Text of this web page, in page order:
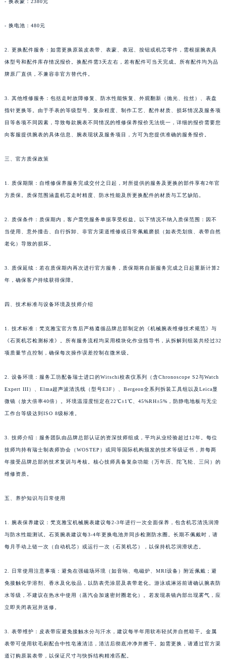
- 换电池：480元
2. 更换配件服务：如需更换原装皮表带、表蒙、表冠、按钮或机芯零件，需根据腕表具
体型号和配件库存情况报价。换配件需3天左右，若有配件可当天完成。所有配件均为品
牌原厂直供，不兼容非官方替代件。
3. 其他维修服务：包括走时故障修复、防水性能恢复、外观翻新（抛光、拉丝）、表盘
指针更换等。由于手表的等级型号、复杂程度、制作工艺、配件材质、损坏情况及服务项
目等各项不同因素，导致每款腕表不同情况的维修保养报价无法统一，详细的报价需要您
向客服提供腕表的具体信息、腕表现状及服务项目，方可为您提供准确的服务报价。
三、官方质保政策
1. 质保期限：自维修保养服务完成交付之日起，对所提供的服务及更换的部件享有2年官
方质保。质保范围涵盖机芯走时精度、防水性能及所更换配件的材质与工艺缺陷。
2. 质保条件：质保期内，客户需凭服务单据享受权益。以下情况不纳入质保范围：因不
当使用、意外撞击、自行拆卸、非官方渠道维修或日常佩戴磨损（如表壳划痕、表带自然
老化）导致的损坏。
3. 质保延续：若在质保期内再次进行官方服务，质保期将自新服务完成之日起重新计算2
年，确保客户持续获得保障。
四、技术标准与设备环境及技师介绍
1. 技术标准：梵克雅宝官方售后严格遵循品牌总部制定的《机械腕表维修技术规范》与
《石英机芯检测标准》。所有服务流程均采用模块化作业指导书，从拆解到组装共经过32
项质量节点控制，确保每次操作误差控制在微米级。
2. 设备环境：服务工坊配备瑞士进口的Witschi校表仪系列（含Chronoscope S2与Watch
Expert III）、Elma超声波清洗线（型号E3F）、Bergeon全系列拆装工具组以及Leica显
微镜（放大倍率40倍）。环境温湿度恒定在22℃±1℃、45%RH±5%，防静电地板与无尘
工作台等级达到ISO 8级标准。
3. 技师介绍：服务团队由品牌总部认证的资深技师组成，平均从业经验超过12年。每位
技师均持有瑞士制表师协会（WOSTEP）或同等国际机构颁发的技术等级证书，并每两
年接受品牌总部的技术复训与考核。核心技师具备复杂功能（万年历、陀飞轮、三问）的
维修资质。
五、养护知识与日常使用
1. 腕表保养建议：梵克雅宝机械腕表建议每2-3年进行一次全面保养，包含机芯清洗润滑
与防水性能测试。石英腕表建议每3-4年更换电池并同步检测防水圈。长期不佩戴时，请
每月手动上链一次（自动机芯）或运行一次（石英机芯），以保持机芯润滑状态。
2. 日常使用注意事项：避免在强磁场环境（如音响、电磁炉、MRI设备）附近佩戴；避
免接触化学溶剂、香水及化妆品，以防表壳涂层及表带老化。游泳或淋浴前请确认腕表防
水等级，不建议在热水中使用（蒸汽会加速密封圈老化）。若发现表镜内部出现雾气，应
立即关闭表冠并送修。
3. 表带维护：皮表带应避免接触水分与汗水，建议每半年用软布轻拭并自然晾干。金属
表带可使用软毛刷配合中性皂液清洁，清洁后彻底冲净并擦干。如需更换，请通过官方渠
道订购原装表带，以保证尺寸与快拆结构精准匹配。